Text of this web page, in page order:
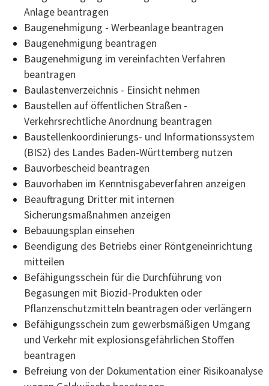
Anlage beantragen
Baugenehmigung - Werbeanlage beantragen
Baugenehmigung beantragen
Baugenehmigung im vereinfachten Verfahren
beantragen
Baulastenverzeichnis - Einsicht nehmen
Baustellen auf öffentlichen Straßen -
Verkehrsrechtliche Anordnung beantragen
Baustellenkoordinierungs- und Informationssystem
(BIS2) des Landes Baden-Württemberg nutzen
Bauvorbescheid beantragen
Bauvorhaben im Kenntnisgabeverfahren anzeigen
Beauftragung Dritter mit internen
Sicherungsmaßnahmen anzeigen
Bebauungsplan einsehen
Beendigung des Betriebs einer Röntgeneinrichtung
mitteilen
Befähigungsschein für die Durchführung von
Begasungen mit Biozid-Produkten oder
Pflanzenschutzmitteln beantragen oder verlängern
Befähigungsschein zum gewerbsmäßigen Umgang
und Verkehr mit explosionsgefährlichen Stoffen
beantragen
Befreiung von der Dokumentation einer Risikoanalyse